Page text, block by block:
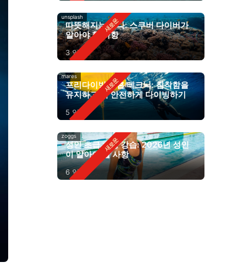
unsplash
따뜻해지는 바다: 스쿠버 다이버가
알아야 할 사항
3 일 전
mares
프리다이빙 호흡 테크닉: 침착함을
유지하고 더 안전하게 다이빙하기
5 일 전
zoggs
성인 초급 수영 강습: 2026년 성인
이 알아야 할 사항
6 일 전